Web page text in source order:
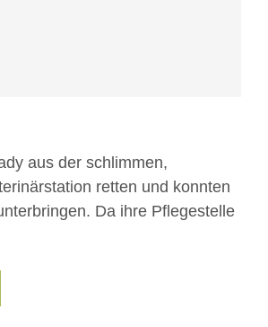
aus der schlimmen,
retten und konnten
Da ihre Pflegestelle